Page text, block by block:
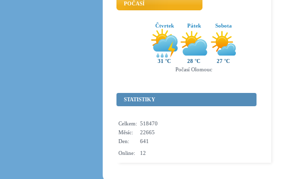
POČASÍ
Čtvrtek
31 °C
Pátek
28 °C
Sobota
27 °C
Počasí Olomouc
STATISTIKY
Online: 12
Celkem: 518470
Měsíc:
22665
Den:
641